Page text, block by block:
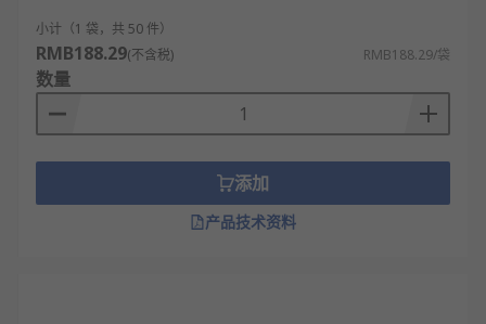
小计（1 袋，共 50 件）
RMB188.29(不含税) RMB188.29/袋
数量
添加
产品技术资料